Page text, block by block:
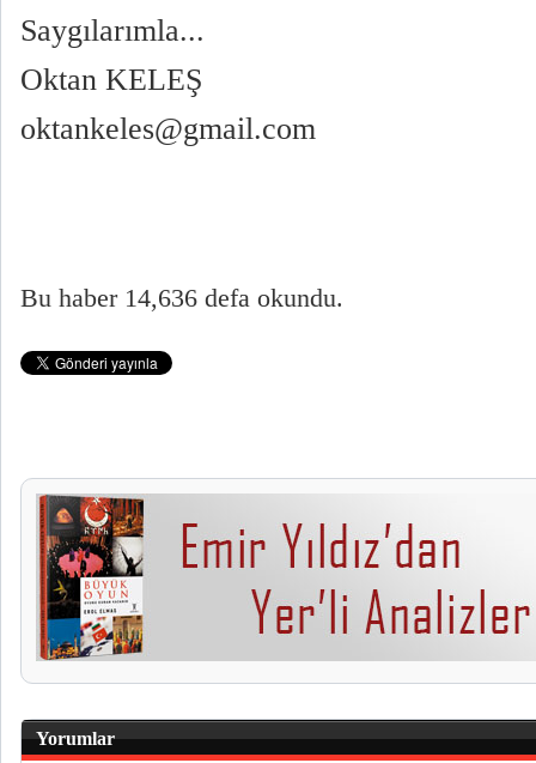
Saygılarımla...
Oktan KELEŞ
oktankeles@gmail.com
Bu haber 14,636 defa okundu.
Yorumlar